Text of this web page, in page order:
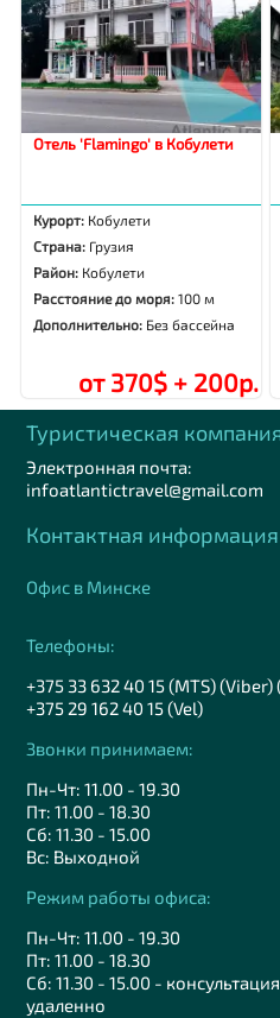
Отель 'Flamingo' в Кобулети
Курорт: Кобулети
Страна: Грузия
Район: Кобулети
Расстояние до моря:100 м
Дополнительно: Без бассейна
от 370$ + 200р.
Туристическая
Электронная почта:
infoatlantictravel@gmail.com
Контактная информация
Офис в Минске
Телефоны:
+375 33 632 40 15 (MTS) (Viber)
+375 29 162 40 15 (Vel)
Звонки принимаем:
Пн-Чт: 11.00 - 19.30
Пт: 11.00 - 18.30
Сб: 11.30 - 15.00
Вс: Выходной
Режим работы офиса:
Пн-Чт: 11.00 - 19.30
Пт: 11.00 - 18.30
Сб: 11.30 - 15.00 -
удаленно